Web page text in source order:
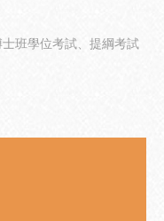
班學位考試、提綱考試